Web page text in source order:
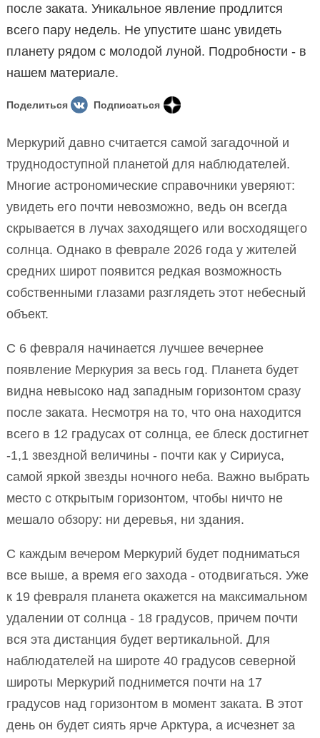
после заката. Уникальное явление продлится
всего пару недель. Не упустите шанс увидеть
планету рядом с молодой луной. Подробности - в
нашем материале.
Поделиться Подписаться
Меркурий давно считается самой загадочной и
труднодоступной планетой для наблюдателей.
Многие астрономические справочники уверяют:
увидеть его почти невозможно, ведь он всегда
скрывается в лучах заходящего или восходящего
солнца. Однако в феврале 2026 года у жителей
средних широт появится редкая возможность
собственными глазами разглядеть этот небесный
объект.
С 6 февраля начинается лучшее вечернее
появление Меркурия за весь год. Планета будет
видна невысоко над западным горизонтом сразу
после заката. Несмотря на то, что она находится
всего в 12 градусах от солнца, ее блеск достигнет
-1,1 звездной величины - почти как у Сириуса,
самой яркой звезды ночного неба. Важно выбрать
место с открытым горизонтом, чтобы ничто не
мешало обзору: ни деревья, ни здания.
С каждым вечером Меркурий будет подниматься
все выше, а время его захода - отодвигаться. Уже
к 19 февраля планета окажется на максимальном
удалении от солнца - 18 градусов, причем почти
вся эта дистанция будет вертикальной. Для
наблюдателей на широте 40 градусов северной
широты Меркурий поднимется почти на 17
градусов над горизонтом в момент заката. В этот
день он будет сиять ярче Арктура, а исчезнет за